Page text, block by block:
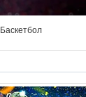
Баскетбол